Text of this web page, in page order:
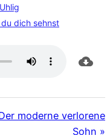
dich sehnst
moderne verlorene
Sohn »